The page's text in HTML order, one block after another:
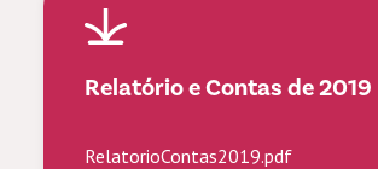
Relatório e Contas de 2019
RelatorioContas2019.pdf